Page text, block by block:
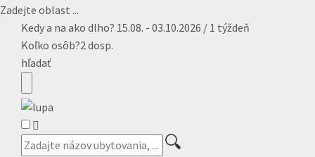
Zadejte oblast ...
Kedy a na ako dlho? 15.08. - 03.10.2026 / 1 týždeň
Koľko osôb?2 dosp.
hľadať